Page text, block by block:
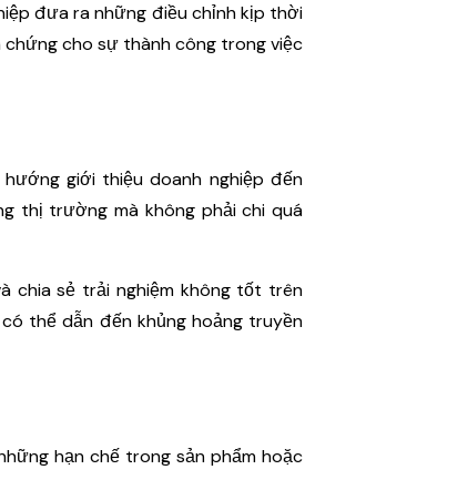
đưa ra những điều chỉnh kịp thời
chứng cho sự thành công trong việc
giới thiệu doanh nghiệp đến
thị trường mà không phải chi quá
chia sẻ trải nghiệm không tốt trên
thể dẫn đến khủng hoảng truyền
hạn chế trong sản phẩm hoặc